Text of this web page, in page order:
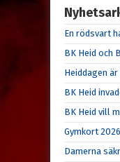
En rödsvart
BK Heid och
Heiddagen är
BK Heid
BK Heid vill
Gymkort 2026
Damerna